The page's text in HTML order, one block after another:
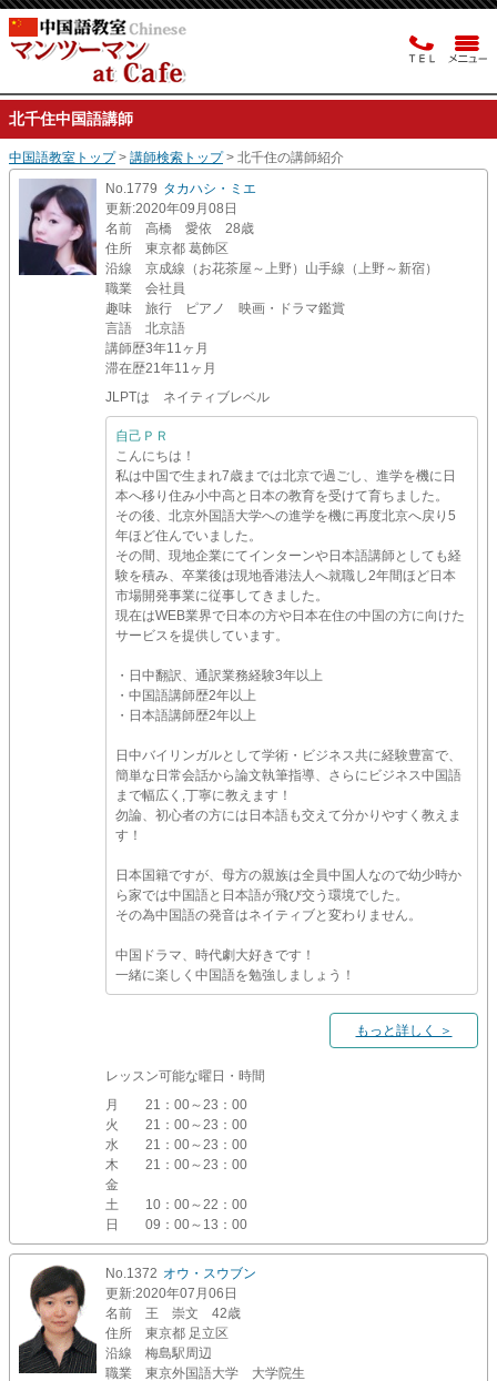
北千住中国語講師
中国語教室トップ> 講師検索トップ> 北千住の講師紹介
No.1779 タカハシ・ミエ
更新:2020年09月08日
名前
高橋 愛依 28歳
住所
東京都 葛飾区
沿線
京成線（お花茶屋～上野）山手線（上野～新宿）
職業
会社員
趣味
旅行 ピアノ 映画・ドラマ鑑賞
言語
北京語
講師歴3年11ヶ月
滞在歴21年11ヶ月
JLPTは ネイティブレベル
自己ＰＲ
こんにちは！
私は中国で生まれ7歳までは北京で過ごし、進学を機に日
本へ移り住み小中高と日本の教育を受けて育ちました。
その後、北京外国語大学への進学を機に再度北京へ戻り5
年ほど住んでいました。
その間、現地企業にてインターンや日本語講師としても経
験を積み、卒業後は現地香港法人へ就職し2年間ほど日本
市場開発事業に従事してきました。
現在はWEB業界で日本の方や日本在住の中国の方に向けた
サービスを提供しています。
・日中翻訳、通訳業務経験3年以上
・中国語講師歴2年以上
・日本語講師歴2年以上
日中バイリンガルとして学術・ビジネス共に経験豊富で、
簡単な日常会話から論文執筆指導、さらにビジネス中国語
まで幅広く,丁寧に教えます！
勿論、初心者の方には日本語も交えて分かりやすく教えま
す！
日本国籍ですが、母方の親族は全員中国人なので幼少時か
ら家では中国語と日本語が飛び交う環境でした。
その為中国語の発音はネイティブと変わりません。
中国ドラマ、時代劇大好きです！
一緒に楽しく中国語を勉強しましょう！
もっと詳しく ＞
レッスン可能な曜日・時間
月
21：00～23：00
火
21：00～23：00
水
21：00～23：00
木
21：00～23：00
金
土
10：00～22：00
日
09：00～13：00
No.1372 オウ・スウブン
更新:2020年07月06日
名前
王 崇文 42歳
住所
東京都 足立区
沿線
梅島駅周辺
職業
東京外国語大学 大学院生